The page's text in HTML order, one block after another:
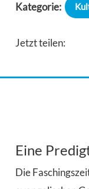
Kategorie:
Jetzt teilen:
Eine
Die